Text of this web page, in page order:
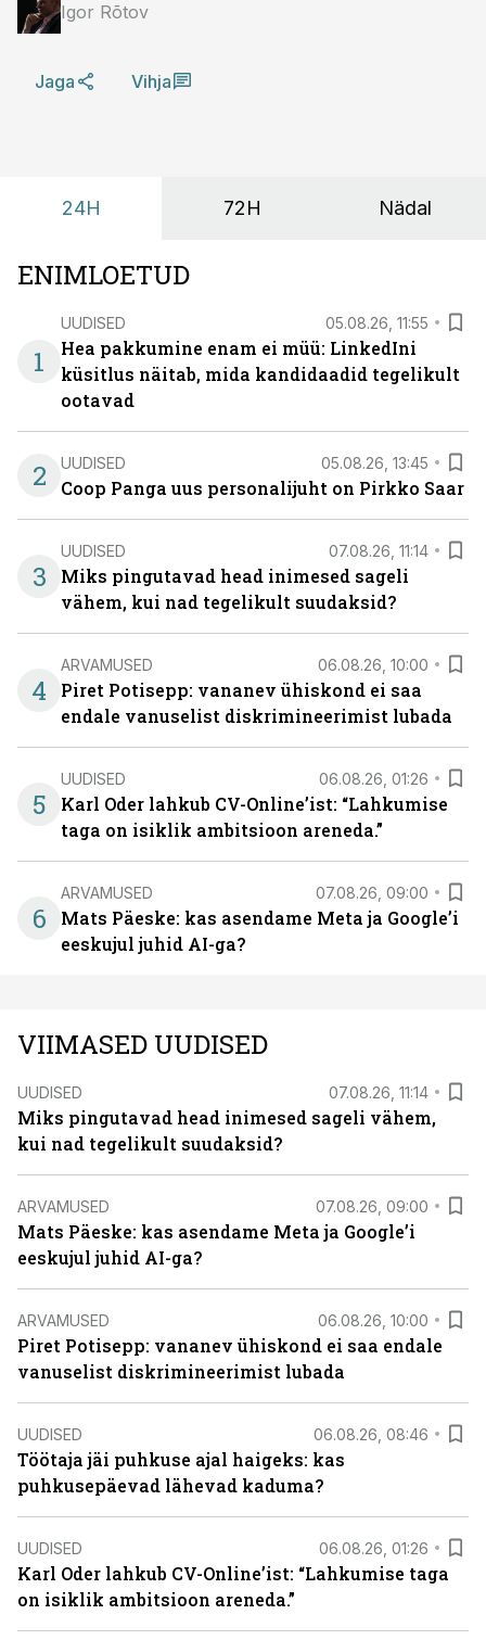
Igor Rõtov
Jaga Vihja
24H 72H Nädal
ENIMLOETUD
1
UUDISED 05.08.26, 11:55
Hea pakkumine enam ei müü: LinkedIni
küsitlus näitab, mida kandidaadid tegelikult
ootavad
2 UUDISED 05.08.26, 13:45
Coop Panga uus personalijuht on Pirkko Saar
3
UUDISED 07.08.26, 11:14
Miks pingutavad head inimesed sageli
vähem, kui nad tegelikult suudaksid?
4
ARVAMUSED 06.08.26, 10:00
Piret Potisepp: vananev ühiskond ei saa
endale vanuselist diskrimineerimist lubada
5
UUDISED 06.08.26, 01:26
Karl Oder lahkub CV-Online’ist: “Lahkumise
taga on isiklik ambitsioon areneda.”
6
ARVAMUSED 07.08.26, 09:00
Mats Päeske: kas asendame Meta ja Google’i
eeskujul juhid AI-ga?
VIIMASED UUDISED
UUDISED 07.08.26, 11:14
Miks pingutavad head inimesed sageli vähem,
kui nad tegelikult suudaksid?
ARVAMUSED 07.08.26, 09:00
Mats Päeske: kas asendame Meta ja Google’i
eeskujul juhid AI-ga?
ARVAMUSED 06.08.26, 10:00
Piret Potisepp: vananev ühiskond ei saa endale
vanuselist diskrimineerimist lubada
UUDISED 06.08.26, 08:46
Töötaja jäi puhkuse ajal haigeks: kas
puhkusepäevad lähevad kaduma?
UUDISED 06.08.26, 01:26
Karl Oder lahkub CV-Online’ist: “Lahkumise taga
on isiklik ambitsioon areneda.”